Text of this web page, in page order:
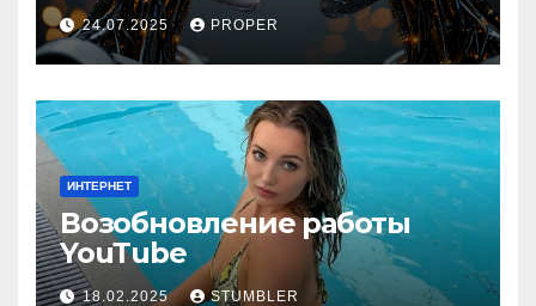
24.07.2025 PROPER
ИНТЕРНЕТ
Возобновление работы
YouТube
18.02.2025 STUMBLER